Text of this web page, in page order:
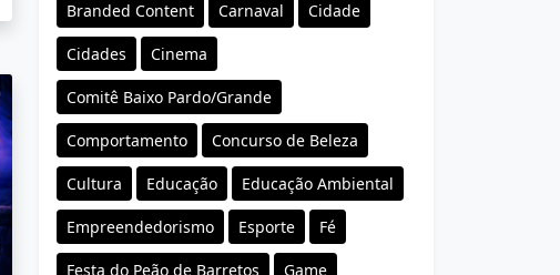
Branded Content Carnaval Cidade
Cidades Cinema
Comitê Baixo Pardo/Grande
Comportamento Concurso de Beleza
Cultura Educação Educação Ambiental
Empreendedorismo Esporte Fé